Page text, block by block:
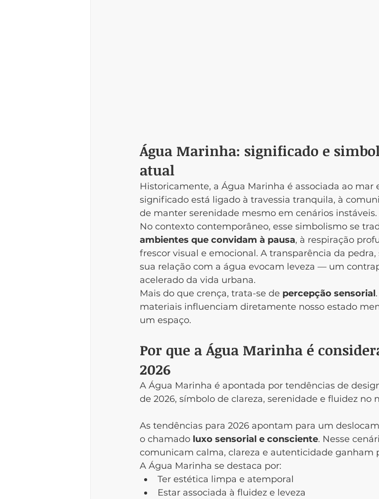
Água Marinha: significado e
atual
Historicamente, a Água Marinha é associada ao mar
significado está ligado à travessia tranquila, à
de manter serenidade mesmo em cenários instáveis.
No contexto contemporâneo, esse simbolismo se
ambientes que convidam à pausa, à respiração
frescor visual e emocional. A transparência da pedra,
sua relação com a água evocam leveza — um
acelerado da vida urbana.
Mais do que crença, trata-se de percepção sensorial
materiais influenciam diretamente nosso estado
um espaço.
Por que a Água Marinha é
2026
A Água Marinha é apontada por tendências de
de 2026, símbolo de clareza, serenidade e fluidez no
As tendências para 2026 apontam para um
o chamado luxo sensorial e consciente. Nesse
comunicam calma, clareza e autenticidade ganham
A Água Marinha se destaca por:
Ter estética limpa e atemporal
Estar associada à fluidez e leveza